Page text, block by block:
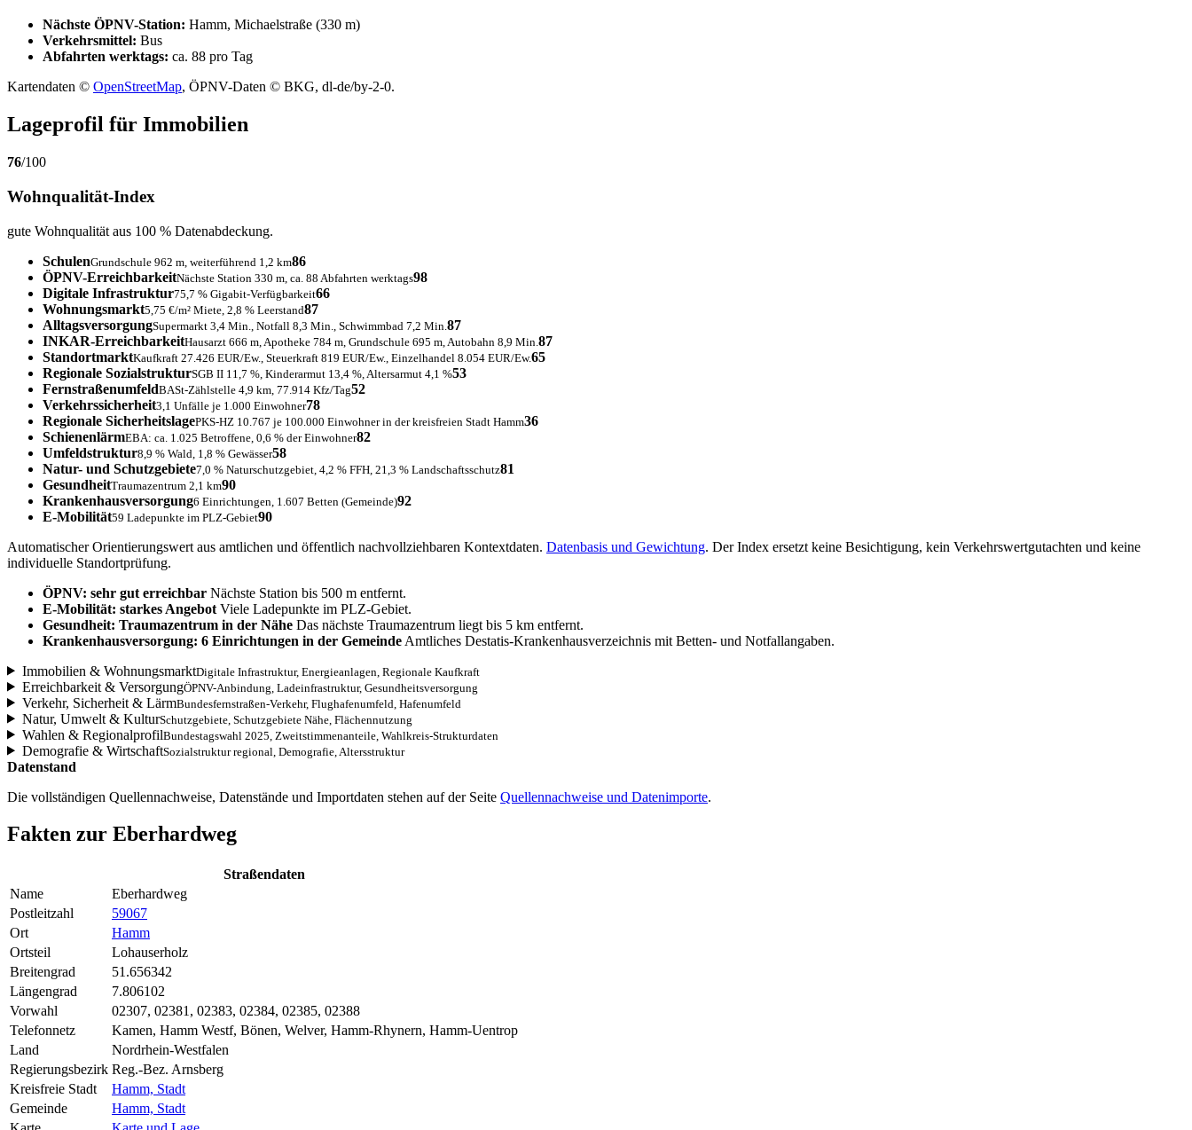
Nächste ÖPNV-Station: Hamm, Michaelstraße (330 m)
Verkehrsmittel: Bus
Abfahrten werktags: ca. 88 pro Tag
Kartendaten © OpenStreetMap, ÖPNV-Daten © BKG, dl-de/by-2-0.
Lageprofil für Immobilien
76/100
Wohnqualität-Index
gute Wohnqualität aus 100 % Datenabdeckung.
SchulenGrundschule 962 m, weiterführend 1,2 km86
ÖPNV-ErreichbarkeitNächste Station 330 m, ca. 88 Abfahrten werktags98
Digitale Infrastruktur75,7 % Gigabit-Verfügbarkeit66
Wohnungsmarkt5,75 €/m² Miete, 2,8 % Leerstand87
AlltagsversorgungSupermarkt 3,4 Min., Notfall 8,3 Min., Schwimmbad 7,2 Min. 87
INKAR-ErreichbarkeitHausarzt 666 m, Apotheke 784 m, Grundschule 695 m, Autobahn 8,9 Min. 87
StandortmarktKaufkraft 27.426 EUR/Ew., Steuerkraft 819 EUR/Ew., Einzelhandel 8.054 EUR/Ew.65
Regionale SozialstrukturSGB II 11,7 %, Kinderarmut 13,4 %, Altersarmut 4,1 %53
FernstraßenumfeldBASt-Zählstelle 4,9 km, 77.914 Kfz/Tag52
Verkehrssicherheit3,1 Unfälle je 1.000 Einwohner78
Regionale SicherheitslagePKS-HZ 10.767 je 100.000 Einwohner in der kreisfreien Stadt Hamm36
SchienenlärmEBA: ca. 1.025 Betroffene, 0,6 % der Einwohner82
Umfeldstruktur8,9 % Wald, 1,8 % Gewässer58
Natur- und Schutzgebiete7,0 % Naturschutzgebiet, 4,2 % FFH, 21,3 % Landschaftsschutz81
GesundheitTraumazentrum 2,1 km90
Krankenhausversorgung6 Einrichtungen, 1.607 Betten (Gemeinde)92
E-Mobilität59 Ladepunkte im PLZ-Gebiet90
Automatischer Orientierungswert aus amtlichen und öffentlich nachvollziehbaren Kontextdaten. Datenbasis und Gewichtung. Der Index ersetzt keine Besichtigung, kein Verkehrswertgutachten und keine
individuelle Standortprüfung.
ÖPNV: sehr gut erreichbar Nächste Station bis 500 m entfernt.
E-Mobilität: starkes Angebot Viele Ladepunkte im PLZ-Gebiet.
Gesundheit: Traumazentrum in der Nähe Das nächste Traumazentrum liegt bis 5 km entfernt.
Krankenhausversorgung: 6 Einrichtungen in der Gemeinde Amtliches Destatis-Krankenhausverzeichnis mit Betten- und Notfallangaben.
Immobilien & WohnungsmarktDigitale Infrastruktur, Energieanlagen, Regionale Kaufkraft
Erreichbarkeit & VersorgungÖPNV-Anbindung, Ladeinfrastruktur, Gesundheitsversorgung
Verkehr, Sicherheit & LärmBundesfernstraßen-Verkehr, Flughafenumfeld, Hafenumfeld
Natur, Umwelt & KulturSchutzgebiete, Schutzgebiete Nähe, Flächennutzung
Wahlen & RegionalprofilBundestagswahl 2025, Zweitstimmenanteile, Wahlkreis-Strukturdaten
Demografie & WirtschaftSozialstruktur regional, Demografie, Altersstruktur
Datenstand
Die vollständigen Quellennachweise, Datenstände und Importdaten stehen auf der Seite Quellennachweise und Datenimporte.
Fakten zur Eberhardweg
Straßendaten
Name
Eberhardweg
Postleitzahl
59067
Ort
Hamm
Ortsteil
Lohauserholz
Breitengrad
51.656342
Längengrad
7.806102
Vorwahl
02307, 02381, 02383, 02384, 02385, 02388
Telefonnetz
Kamen, Hamm Westf, Bönen, Welver, Hamm-Rhynern, Hamm-Uentrop
Land
Nordrhein-Westfalen
Regierungsbezirk Reg.-Bez. Arnsberg
Kreisfreie Stadt
Hamm, Stadt
Gemeinde
Hamm, Stadt